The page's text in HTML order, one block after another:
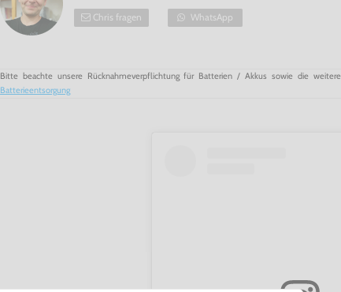
Chris fragen WhatsApp
Bitte beachte unsere Rücknahmeverpflichtung für Batterien / Akkus sowie die
Batterieentsorgung